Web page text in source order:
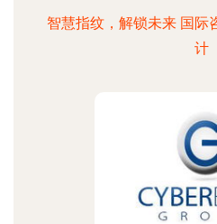
智慧指纹，解锁未来 国际
计